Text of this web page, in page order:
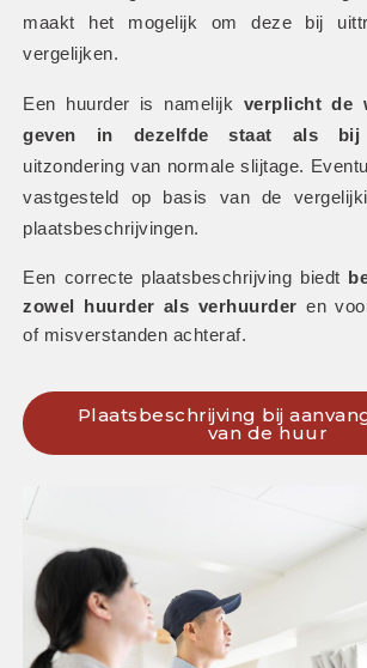
maakt het mogelijk om deze bij
vergelijken.
Een huurder is namelijk verplicht de
geven in dezelfde staat als bij
uitzondering van normale slijtage.
vastgesteld op basis van de
plaatsbeschrijvingen.
Een correcte plaatsbeschrijving biedt
zowel huurder als verhuurder en
of misverstanden achteraf.
Plaatsbeschrijving bij
van de huur